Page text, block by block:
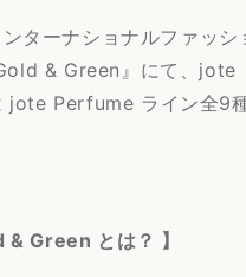
ターナショナルファッ
& Green』にて、jote
jote Perfume ライン全9
& Green とは？ 】